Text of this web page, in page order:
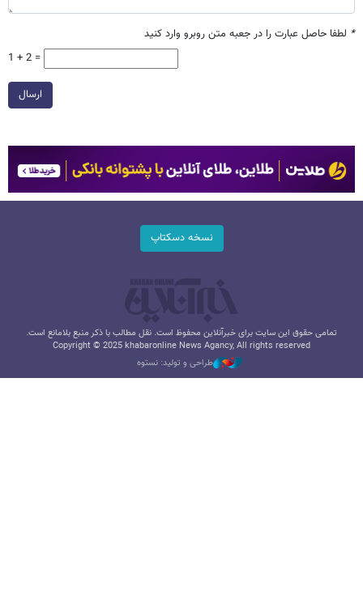
* لطفا حاصل عبارت را در جعبه متن روبرو وارد کنید
1 + 2 =
ارسال
نسخه دسکتاپ
تمامی حقوق این سایت برای خبرآنلاین محفوظ است. نقل مطالب با ذکر منبع بلامانع است.
Copyright © 2025 khabaronline News Agancy, All rights reserved
طراحی و تولید: نستوه